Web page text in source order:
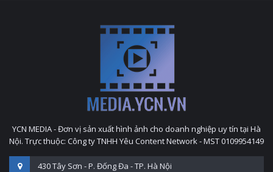
YCN MEDIA - Đơn vị sản xuất hình ảnh cho doanh nghiệp uy tín tại Hà
Nội. Trực thuộc: Công ty TNHH Yêu Content Network - MST 0109954149
430 Tây Sơn - P. Đống Đa - TP. Hà Nội